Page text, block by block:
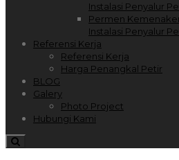
Instalasi Penyalur
Permen Kemenaker
Instalasi Penyalur
Referensi Kerja
Referensi Kerja
Harga Penangkal Petir
BLOG
Galery
Photo Project
Hubungi Kami